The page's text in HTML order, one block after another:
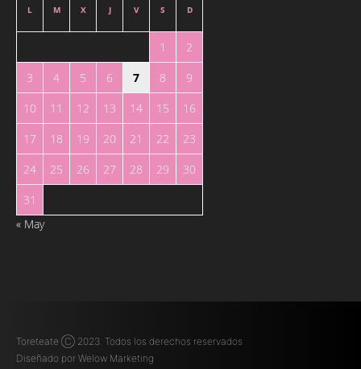
L M X J V S D
1
2
3
4 5 6 7 8
9
10
11 12 13 14 15
16
17
18 19 20 21 22
23
24
25 26 27 28 29
30
31
« May
Toreteate Ⓒ 2023. Todos los derechos reservados
Diseñado por Welow Marketing